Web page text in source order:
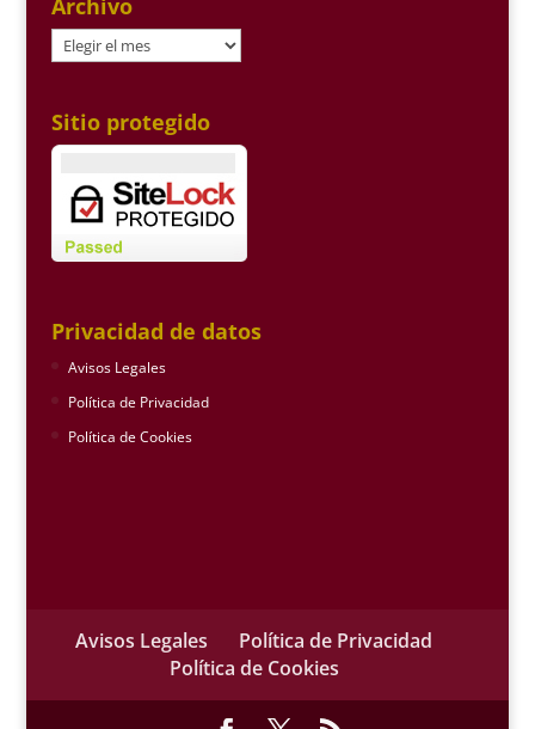
Archivo
Sitio protegido
Privacidad de datos
Avisos Legales
Política de Privacidad
Política de Cookies
Avisos Legales
Política de Privacidad
Política de Cookies